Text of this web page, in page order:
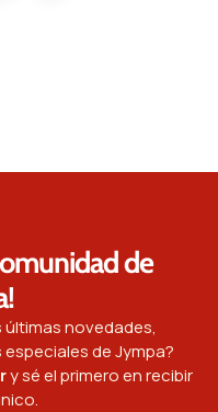
de
últimas novedades,
de Jympa?
y sé el primero en recibir